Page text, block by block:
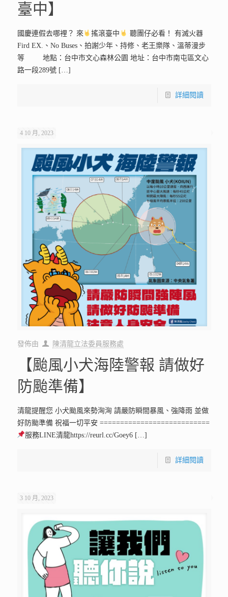
臺中】
國慶連假去哪裡？ 來 搖滾臺中
聽團仔必看！ 有滅火器
Fird EX.、No Buses、拍謝少年、持修、老王樂隊、溫蒂漫步
等 地點：台中市文心森林公園 地址：台中市南屯區文心
路一段289號 […]
詳細閱讀
4 10 月, 2023
發佈由 陳清龍立法委員服務處
【颱風小犬海陸警報 請做好
防颱準備】
清龍提醒您 小犬颱風來勢洶洶 請嚴防瞬間暴風、強降雨 並做
好防颱準備 祝福一切平安 ===========================
服務LINE清龍https://reurl.cc/Goey6 […]
詳細閱讀
3 10 月, 2023